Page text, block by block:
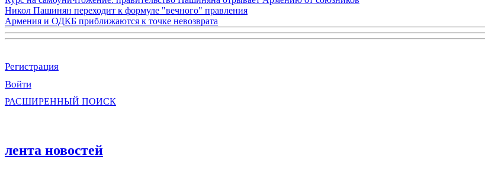
Никол Пашинян переходит к формуле "вечного" правления
Армения и ОДКБ приближаются к точке невозврата
Регистрация
Войти
РАСШИРЕННЫЙ ПОИСК
лента новостей